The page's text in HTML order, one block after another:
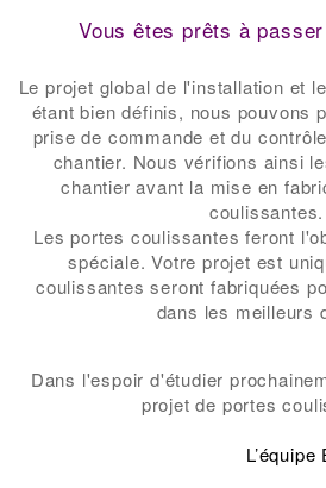
Vous êtes prêts à
Le projet global de l'installation et
étant bien définis, nous pouvons
prise de commande et du
chantier. Nous vérifions ainsi
chantier avant la mise en
coulissantes.
Les portes coulissantes feront
spéciale. Votre projet est
coulissantes seront fabriquées
dans les meilleurs
Dans l'espoir d'étudier
projet de portes